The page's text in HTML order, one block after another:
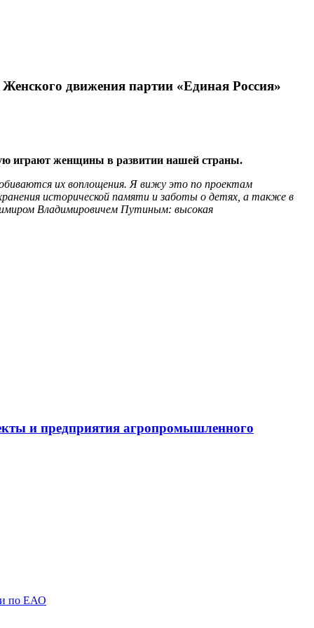
движения партии «Единая Россия»
играют женщины в развитии нашей страны.
их воплощения. Я вижу это по проектам
исторической памяти и заботы о детях, а также в
Владимировичем Путиным: высокая
и предприятия агропромышленного
по ЕАО